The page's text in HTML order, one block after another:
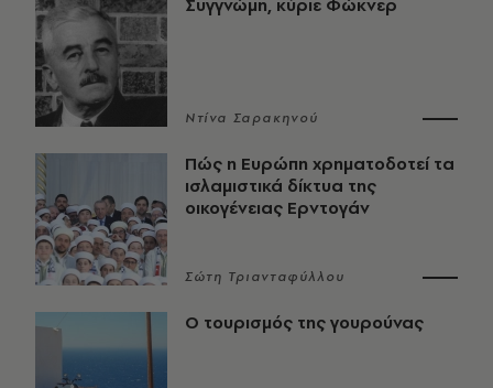
Συγγνώμη, κύριε Φώκνερ
Ντίνα Σαρακηνού
Πώς η Ευρώπη χρηματοδοτεί τα
ισλαμιστικά δίκτυα της
οικογένειας Ερντογάν
Σώτη Τριανταφύλλου
Ο τουρισμός της γουρούνας